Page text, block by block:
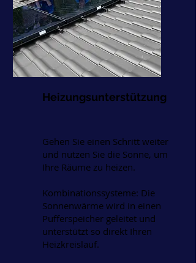
Heizungsunterstützung
Gehen Sie einen Schritt weiter
und nutzen Sie die Sonne, um
Ihre Räume zu heizen.
Kombinationssysteme: Die
Sonnenwärme wird in einen
Pufferspeicher geleitet und
unterstützt so direkt Ihren
Heizkreislauf.